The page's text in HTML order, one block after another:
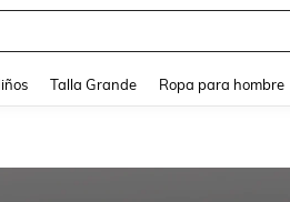
Talla Grande Ropa para hombre